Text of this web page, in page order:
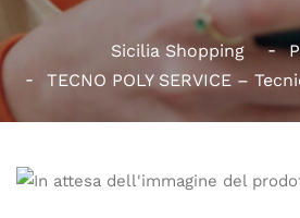
Sicilia Shopping
TECNO POLY SERVICE –